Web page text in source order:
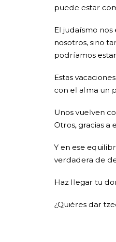
puede estar
El judaísmo nos
nosotros, sino
podríamos
Estas
con el alma un
Unos vuelven
Otros, gracias a
Y en ese
verdadera de
Haz llegar tu
¿Quiéres dar